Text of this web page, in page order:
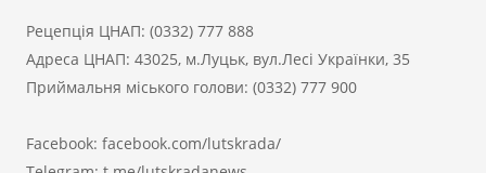
Рецепція ЦНАП: (0332) 777 888
Адреса ЦНАП: 43025, м.Луцьк, вул.Лесі Українки, 35
Приймальня міського голови: (0332) 777 900
Facebook: facebook.com/lutskrada/